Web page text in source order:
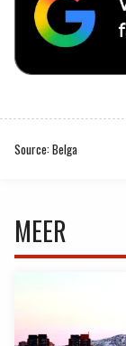
Source: Belga
MEER